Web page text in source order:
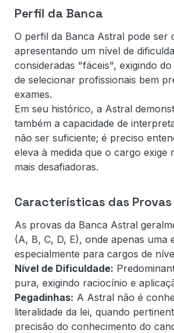
Perfil da Banca
O perfil da Banca Astral pode
apresentando um nível de
consideradas "fáceis", exigindo
de selecionar profissionais bem
exames.
Em seu histórico, a Astral
também a capacidade de
não ser suficiente; é preciso
eleva à medida que o cargo
mais desafiadoras.
Características das Provas
As provas da Banca Astral
(A, B, C, D, E), onde apenas uma
especialmente para cargos de
Nível de Dificuldade:
pura, exigindo raciocínio e
Pegadinhas: A Astral não é
literalidade da lei, quando
precisão do conhecimento do